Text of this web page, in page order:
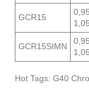
GCR15
1,05
GCR15SIMN
1,05
Hot Tags: G40